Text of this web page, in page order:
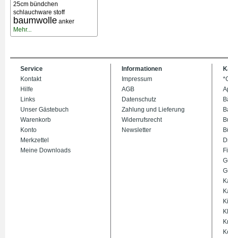
25cm bündchen
schlauchware stoff
baumwolle anker
Mehr...
Service
Kontakt
Hilfe
Links
Unser Gästebuch
Warenkorb
Konto
Merkzettel
Meine Downloads
Informationen
Impressum
AGB
Datenschutz
Zahlung und Lieferung
Widerrufsrecht
Newsletter